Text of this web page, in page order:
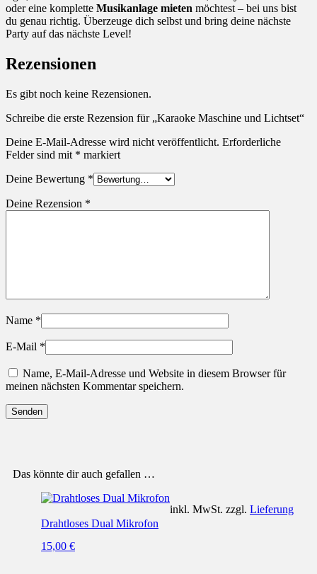
oder eine komplette Musikanlage mieten möchtest – bei uns bist
du genau richtig. Überzeuge dich selbst und bring deine nächste
Party auf das nächste Level!
Rezensionen
Es gibt noch keine Rezensionen.
Schreibe die erste Rezension für „Karaoke Maschine und Lichtset“
Deine E-Mail-Adresse wird nicht veröffentlicht. Erforderliche
Felder sind mit * markiert
Deine Bewertung *
Deine Rezension *
Name *
E-Mail *
Name, E-Mail-Adresse und Website in diesem Browser für
meinen nächsten Kommentar speichern.
Das könnte dir auch gefallen …
Drahtloses Dual Mikrofon
15,00 €
inkl. MwSt. zzgl. Lieferung